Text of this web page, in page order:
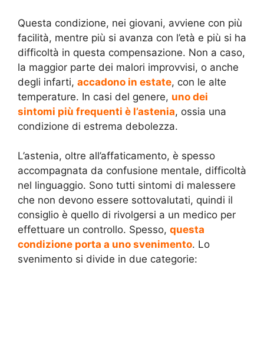
Questa condizione, nei giovani, avviene con più
facilità, mentre più si avanza con l’età e più si ha
difficoltà in questa compensazione. Non a caso,
la maggior parte dei malori improvvisi, o anche
degli infarti, accadono in estate, con le alte
temperature. In casi del genere, uno dei
sintomi più frequenti è l’astenia, ossia una
condizione di estrema debolezza.
L’astenia, oltre all’affaticamento, è spesso
accompagnata da confusione mentale, difficoltà
nel linguaggio. Sono tutti sintomi di malessere
che non devono essere sottovalutati, quindi il
consiglio è quello di rivolgersi a un medico per
effettuare un controllo. Spesso, questa
condizione porta a uno svenimento. Lo
svenimento si divide in due categorie: